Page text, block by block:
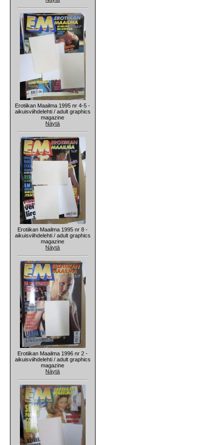
Erotiikan Maailma 1995 nr 4-5 -
aikuisviihdelehti / adult graphics
magazine
Näytä
Erotiikan Maailma 1995 nr 8 -
aikuisviihdelehti / adult graphics
magazine
Näytä
Erotiikan Maailma 1996 nr 2 -
aikuisviihdelehti / adult graphics
magazine
Näytä